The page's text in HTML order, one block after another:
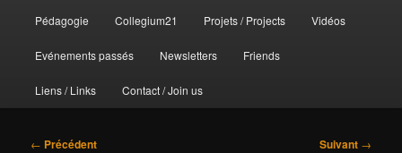
Pédagogie Collegium21 Projets / Projects Vidéos
Evénements passés Newsletters Friends
Liens / Links Contact / Join us
Navigation
← Précédent Suivant →